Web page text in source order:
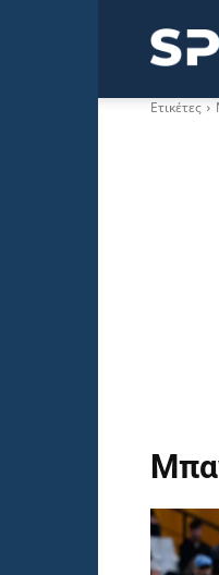
Ετικέτες